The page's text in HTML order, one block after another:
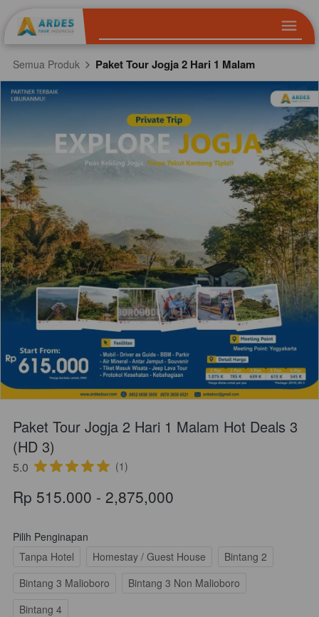
Semua Produk Paket Tour Jogja 2 Hari 1 Malam
Paket Tour Jogja 2 Hari 1 Malam Hot Deals 3
(HD 3)
5.0 (1)
Rp 515.000 - 2,875,000
Pilih Penginapan
Tanpa Hotel
Homestay / Guest House
Bintang 2
Bintang 3 Malioboro
Bintang 3 Non Malioboro
Bintang 4